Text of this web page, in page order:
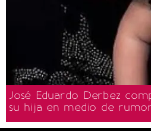
José Eduardo Derbez
su hija en medio de